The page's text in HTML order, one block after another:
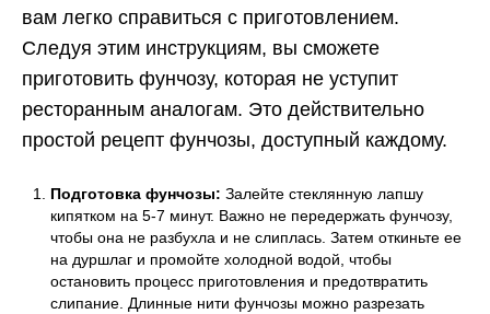
вам легко справиться с приготовлением.
Следуя этим инструкциям, вы сможете
приготовить фунчозу, которая не уступит
ресторанным аналогам. Это действительно
простой рецепт фунчозы, доступный каждому.
Подготовка фунчозы: Залейте стеклянную лапшу
кипятком на 5-7 минут. Важно не передержать фунчозу,
чтобы она не разбухла и не слиплась. Затем откиньте ее
на дуршлаг и промойте холодной водой, чтобы
остановить процесс приготовления и предотвратить
слипание. Длинные нити фунчозы можно разрезать